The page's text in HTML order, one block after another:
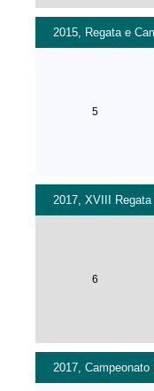
2015, Regata e
5
2017, XVIII
6
2017,